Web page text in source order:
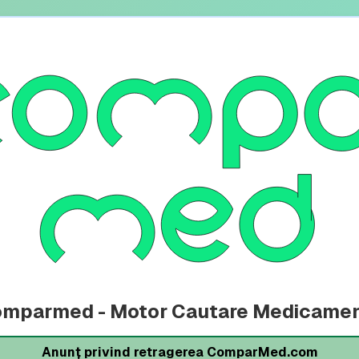
- Motor Cautare
Anunț privind retragerea ComparMed.com